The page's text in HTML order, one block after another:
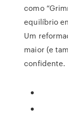
como
equilíbrio
Um
maior (e
confidente.